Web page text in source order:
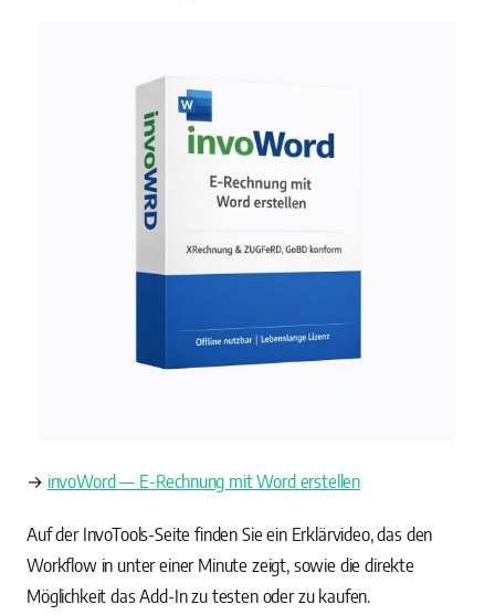
→ invoWord — E-Rechnung mit Word erstellen
Auf der InvoTools-Seite finden Sie ein Erklärvideo, das den
Workflow in unter einer Minute zeigt, sowie die direkte
Möglichkeit das Add-In zu testen oder zu kaufen.